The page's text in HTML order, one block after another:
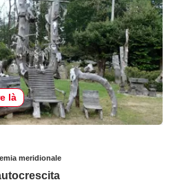
là
meridionale